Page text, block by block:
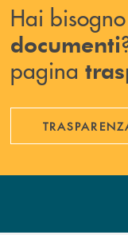
Hai
documenti
pagina